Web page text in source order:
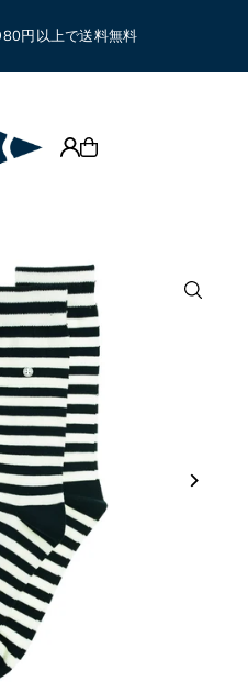
円以上で送料無料